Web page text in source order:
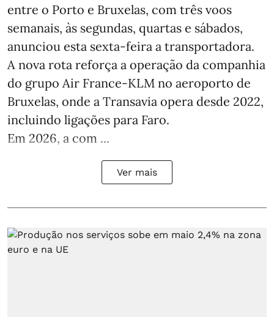
entre o Porto e Bruxelas, com três voos
semanais, às segundas, quartas e sábados,
anunciou esta sexta-feira a transportadora.
A nova rota reforça a operação da companhia
do grupo Air France-KLM no aeroporto de
Bruxelas, onde a Transavia opera desde 2022,
incluindo ligações para Faro.
Em 2026, a com ...
Ver mais